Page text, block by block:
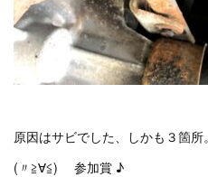
原因はサビでした、しかも３箇所。
(〃≧∀≦)ゞ 参加賞 ♪